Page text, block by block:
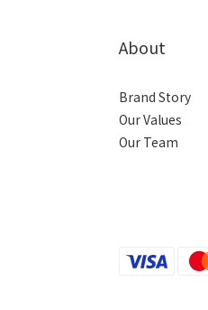
About
Brand Story
Our Values
Our Team